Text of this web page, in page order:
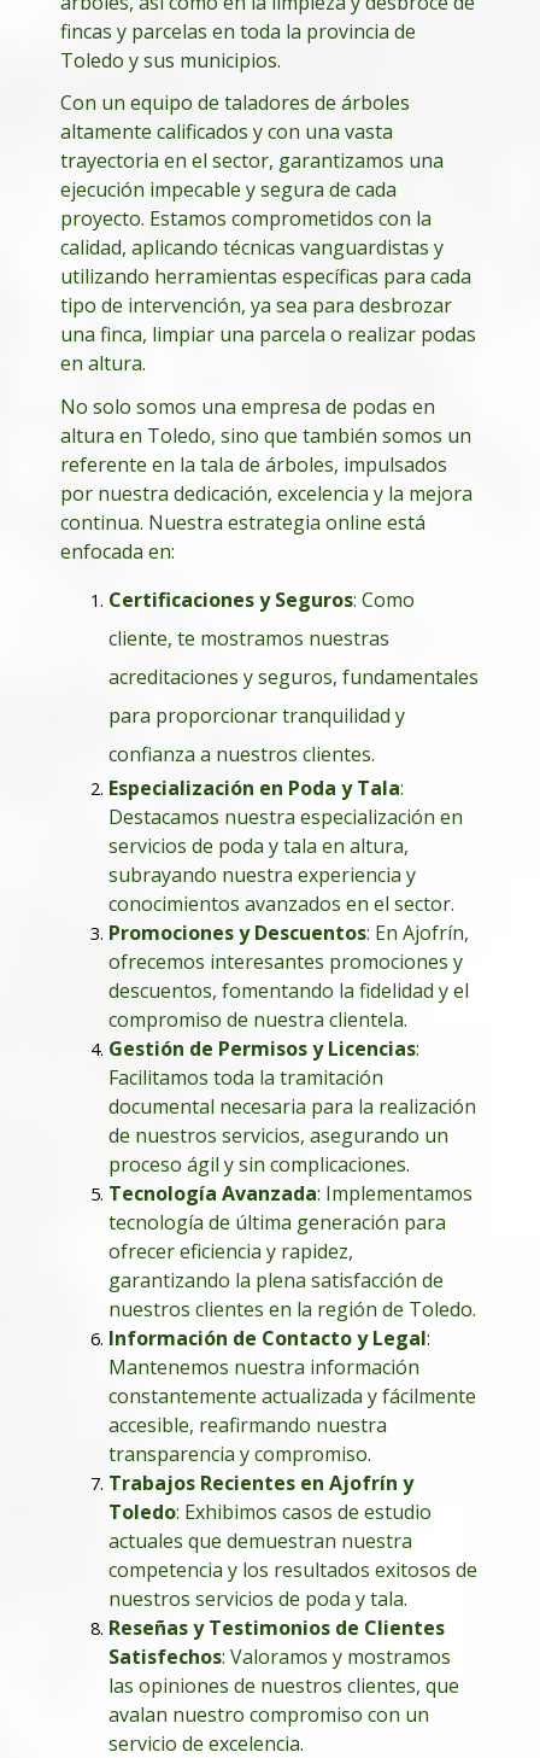
fincas y parcelas en toda la provincia de
Toledo y sus municipios.
Con un equipo de taladores de árboles
altamente calificados y con una vasta
trayectoria en el sector, garantizamos una
ejecución impecable y segura de cada
proyecto. Estamos comprometidos con la
calidad, aplicando técnicas vanguardistas y
utilizando herramientas específicas para cada
tipo de intervención, ya sea para desbrozar
una finca, limpiar una parcela o realizar podas
en altura.
No solo somos una empresa de podas en
altura en Toledo, sino que también somos un
referente en la tala de árboles, impulsados
por nuestra dedicación, excelencia y la mejora
continua. Nuestra estrategia online está
enfocada en:
Certificaciones y Seguros: Como
cliente, te mostramos nuestras
acreditaciones y seguros, fundamentales
para proporcionar tranquilidad y
confianza a nuestros clientes.
Especialización en Poda y Tala:
Destacamos nuestra especialización en
servicios de poda y tala en altura,
subrayando nuestra experiencia y
conocimientos avanzados en el sector.
Promociones y Descuentos: En Ajofrín,
ofrecemos interesantes promociones y
descuentos, fomentando la fidelidad y el
compromiso de nuestra clientela.
Gestión de Permisos y Licencias:
Facilitamos toda la tramitación
documental necesaria para la realización
de nuestros servicios, asegurando un
proceso ágil y sin complicaciones.
Tecnología Avanzada: Implementamos
tecnología de última generación para
ofrecer eficiencia y rapidez,
garantizando la plena satisfacción de
nuestros clientes en la región de Toledo.
Información de Contacto y Legal:
Mantenemos nuestra información
constantemente actualizada y fácilmente
accesible, reafirmando nuestra
transparencia y compromiso.
Trabajos Recientes en Ajofrín y
Toledo: Exhibimos casos de estudio
actuales que demuestran nuestra
competencia y los resultados exitosos de
nuestros servicios de poda y tala.
Reseñas y Testimonios de Clientes
Satisfechos: Valoramos y mostramos
las opiniones de nuestros clientes, que
avalan nuestro compromiso con un
servicio de excelencia.